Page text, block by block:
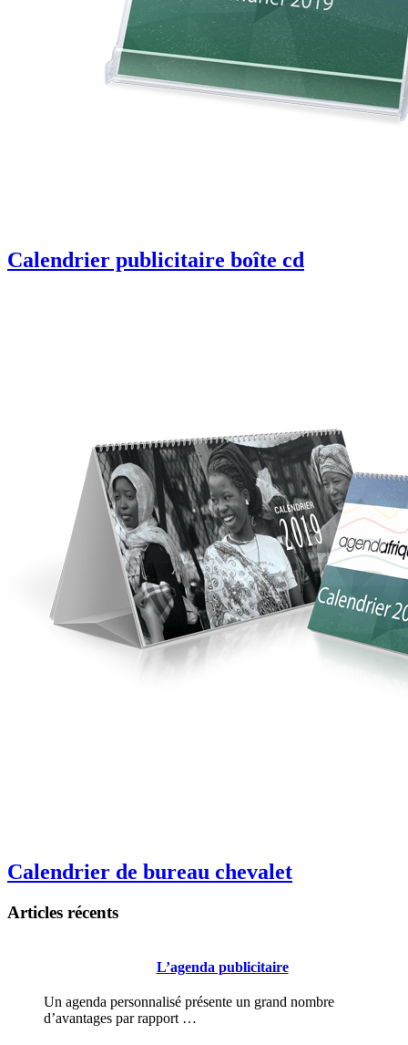
Calendrier publicitaire boîte cd
Calendrier de bureau chevalet
Articles récents
L’agenda publicitaire
Un agenda personnalisé présente un grand nombre
d’avantages par rapport …